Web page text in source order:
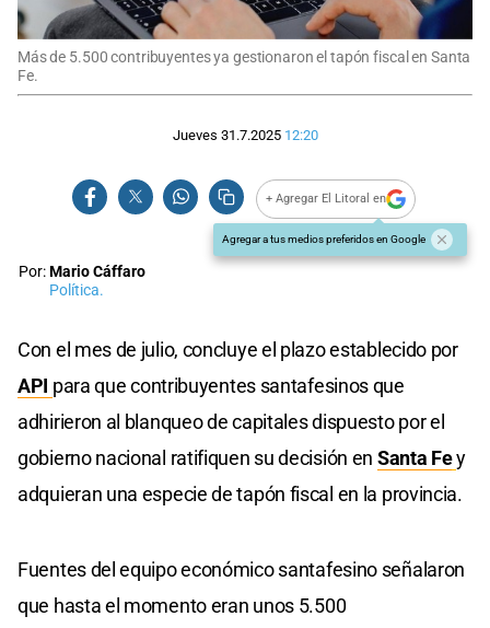
Más de 5.500 contribuyentes ya gestionaron el tapón fiscal en Santa
Fe.
Jueves 31.7.2025 12:20
+ Agregar El Litoral en
Agregar a tus medios preferidos en Google
Por:Mario Cáffaro
Política.
Con el mes de julio, concluye el plazo establecido por
API para que contribuyentes santafesinos que
adhirieron al blanqueo de capitales dispuesto por el
gobierno nacional ratifiquen su decisión en Santa Fey
adquieran una especie de tapón fiscal en la provincia.
Fuentes del equipo económico santafesino señalaron
que hasta el momento eran unos 5.500